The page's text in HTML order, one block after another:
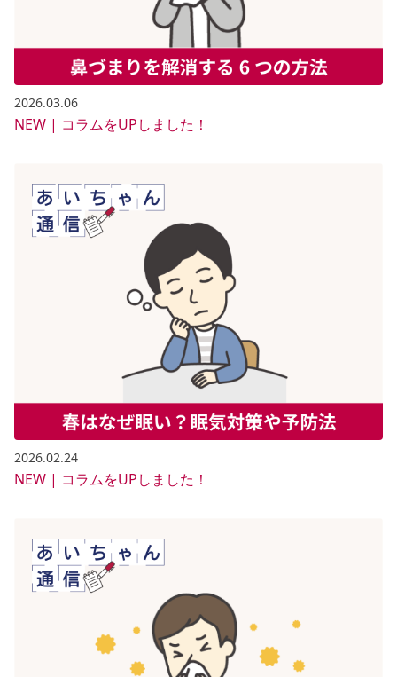
2026.03.06
NEW | コラムをUPしました！
2026.02.24
NEW | コラムをUPしました！